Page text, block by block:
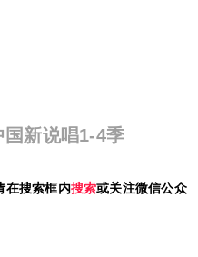
新说唱1-4季
在搜索框内搜索或关注微信公众